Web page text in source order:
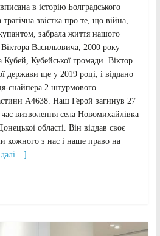
в історію Болградського
звістка про те, що війна,
забрала життя нашого
Васильовича, 2000 року
Кубейської громади. Віктор
держави ще у 2019 році, і віддано
снайпера 2 штурмового
А4638. Наш Герой загинув 27
визволення села Новомихайлівка
області. Він віддав своє
кожного з нас і наше право на